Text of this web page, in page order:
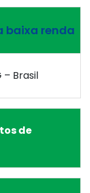
baixa renda
– Brasil
de